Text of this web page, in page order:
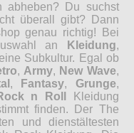
abheben? Du suchst
überall gibt? Dann
genau richtig! Bei
an
Kleidung,
Subkultur. Egal ob
, Army, New Wave,
, Fantasy, Grunge,
n Roll
Kleidung
finden. Der The
und dienstältesten